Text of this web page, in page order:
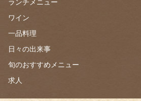
ランチメニュー
ワイン
一品料理
日々の出来事
旬のおすすめメニュー
求人